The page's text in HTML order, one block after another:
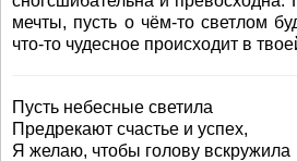
мечты, пусть о чём-то светлом
что-то чудесное происходит в
Пусть небесные светила
Предрекают счастье и успех,
Я желаю, чтобы голову вскружила